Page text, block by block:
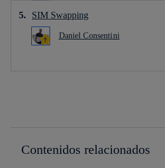
SIM Swapping
Daniel Consentini
Contenidos relacionados